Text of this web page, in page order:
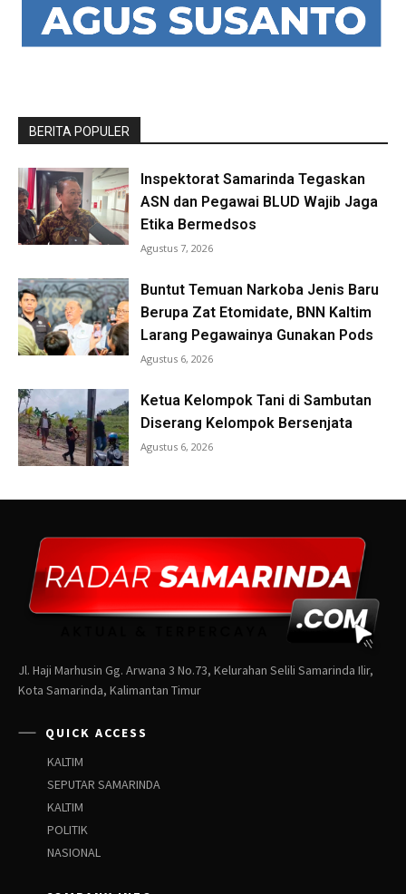
Jl. Haji Marhusin Gg. Arwana 3 No.73, Kelurahan Selili Samarinda Ilir,
Kota Samarinda, Kalimantan Timur
QUICK ACCESS
KALTIM
SEPUTAR SAMARINDA
KALTIM
POLITIK
NASIONAL